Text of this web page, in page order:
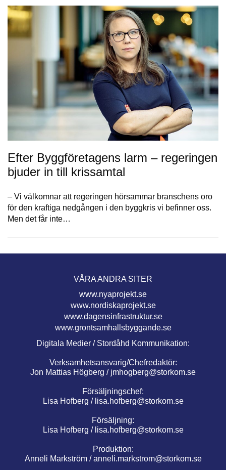
Efter Bygg­företagens larm – regeringen
bjuder in till krissamtal
– Vi välkomnar att regeringen hörsammar branschens oro
för den kraftiga nedgången i den byggkris vi befinner oss.
Men det får inte…
VÅRA ANDRA SITER
www.nyaprojekt.se
www.nordiskaprojekt.se
www.dagensinfrastruktur.se
www.grontsamhallsbyggande.se
Digitala Medier / Stordåhd Kommunikation:
Verksamhetsansvarig/Chefredaktör:
Jon Mattias Högberg / jmhogberg@storkom.se
Försäljningschef:
Lisa Hofberg / lisa.hofberg@storkom.se
Försäljning:
Lisa Hofberg / lisa.hofberg@storkom.se
Produktion:
Anneli Markström / anneli.markstrom@storkom.se